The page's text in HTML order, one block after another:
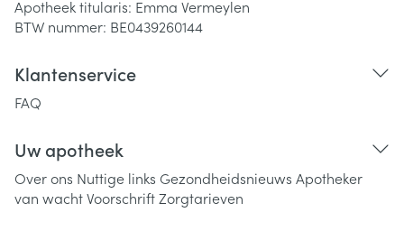
Apotheek titularis: Emma Vermeylen
BTW nummer: BE0439260144
Klantenservice
FAQ
Uw apotheek
Over ons Nuttige links Gezondheidsnieuws Apotheker
van wachtVoorschriftZorgtarieven